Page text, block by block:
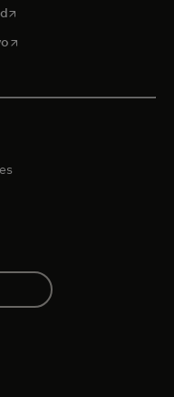
se abre en una pestaña
se abre en una pestaña